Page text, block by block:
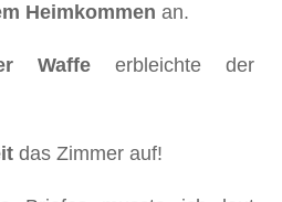
Heimkommen an.
Waffe erbleichte der
das Zimmer auf!